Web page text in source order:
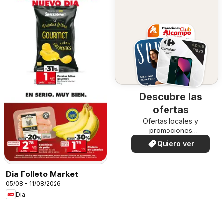
Dia Folleto Market
05/08 - 11/08/2026
Dia
Descubre las
ofertas
Ofertas locales y
promociones
especiales.
Quiero ver